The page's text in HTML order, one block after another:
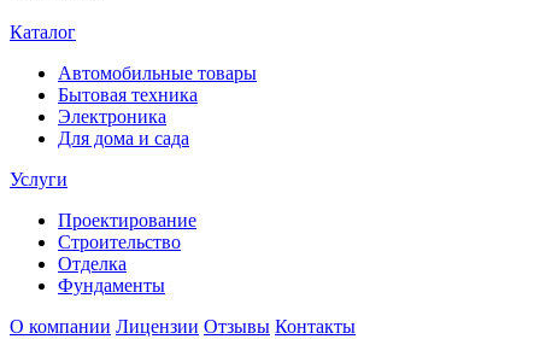
Каталог
Автомобильные товары
Бытовая техника
Электроника
Для дома и сада
Услуги
Проектирование
Строительство
Отделка
Фундаменты
О компании Лицензии Отзывы Контакты